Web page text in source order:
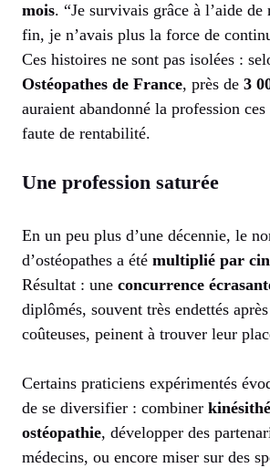
mois. “Je survivais grâce à l’aide
fin, je n’avais plus la force de
Ces histoires ne sont pas isolées :
Ostéopathes de France, près de 3
auraient abandonné la profession ces
faute de rentabilité.
Une profession saturée
En un peu plus d’une décennie, le
d’ostéopathes a été multiplié par
Résultat : une concurrence
diplômés, souvent très endettés
coûteuses, peinent à trouver leur
Certains praticiens expérimentés
de se diversifier : combiner
ostéopathie, développer des
médecins, ou encore miser sur des